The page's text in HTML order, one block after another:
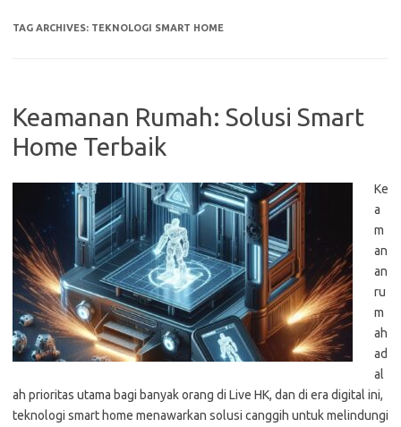
TAG ARCHIVES: TEKNOLOGI SMART HOME
Keamanan Rumah: Solusi Smart
Home Terbaik
Ke
a
m
an
an
ru
m
ah
ad
al
ah prioritas utama bagi banyak orang di Live HK, dan di era digital ini,
teknologi smart home menawarkan solusi canggih untuk melindungi